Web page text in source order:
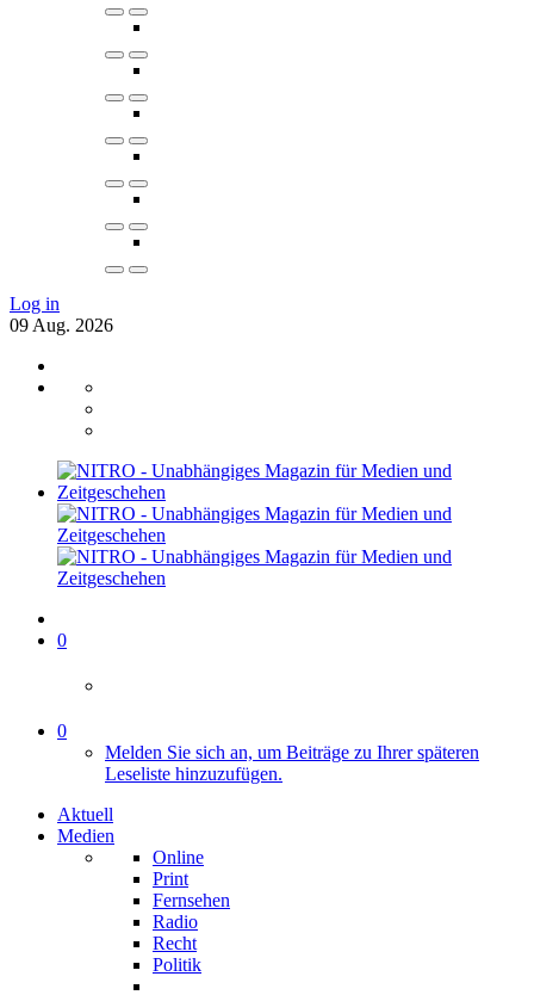
Log in
09 Aug. 2026
0
0
Melden Sie sich an, um Beiträge zu Ihrer späteren
Leseliste hinzuzufügen.
Aktuell
Medien
Online
Print
Fernsehen
Radio
Recht
Politik